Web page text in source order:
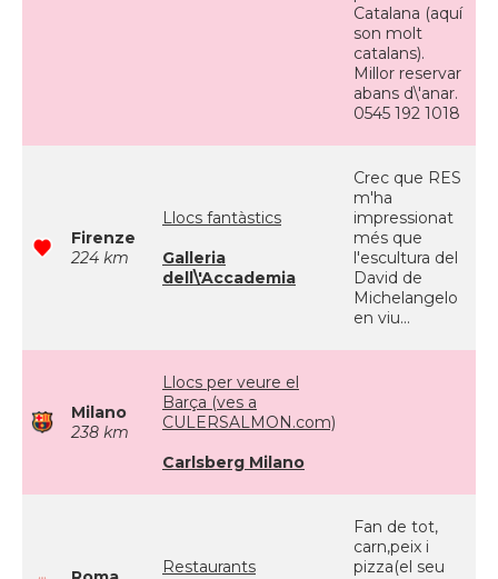
Catalana (aquí
son molt
catalans).
Millor reservar
abans d\'anar.
0545 192 1018
Firenze
224 km
Llocs fantàstics
Galleria
dell\'Accademia
Crec que RES
m'ha
impressionat
més que
l'escultura del
David de
Michelangelo
en viu...
Milano
238 km
Llocs per veure el
Barça (ves a
CULERSALMON.com)
Carlsberg Milano
Restaurants
Fan de tot,
carn,peix i
pizza(el seu